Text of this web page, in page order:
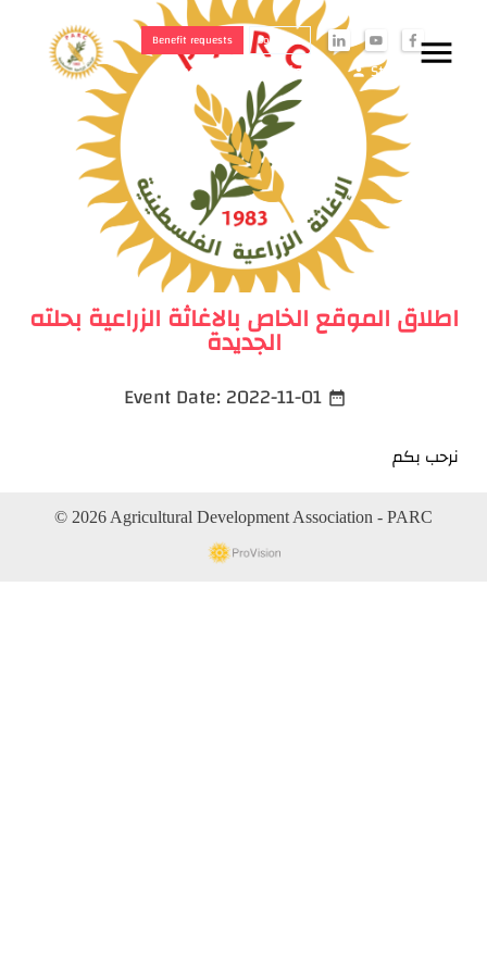
Benefit requests Societies i y f
Cooperatives Login person Staff Login
menu
اطلاق الموقع الخاص بالاغاثة الزراعية بحلته
الجديدة
Event Date:2022-11-01 date_range
© 2026 Agricultural Development Association - PARC